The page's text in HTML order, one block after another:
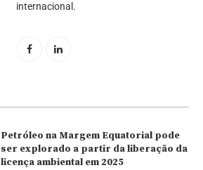
internacional.
Petróleo na Margem Equatorial pode
ser explorado a partir da liberação da
licença ambiental em 2025